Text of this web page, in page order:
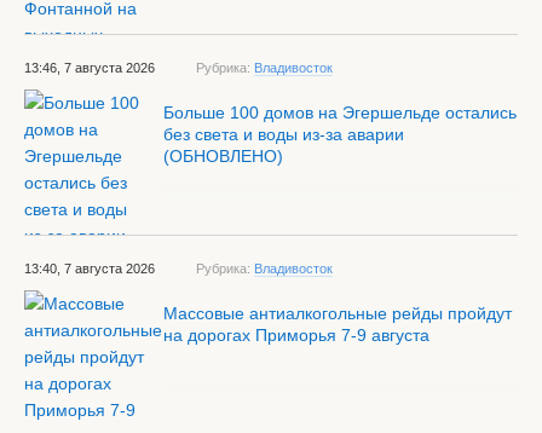
13:46, 7 августа 2026 Рубрика: Владивосток
Больше 100 домов на Эгершельде остались
без света и воды из-за аварии
(ОБНОВЛЕНО)
13:40, 7 августа 2026 Рубрика: Владивосток
Массовые антиалкогольные рейды пройдут
на дорогах Приморья 7-9 августа